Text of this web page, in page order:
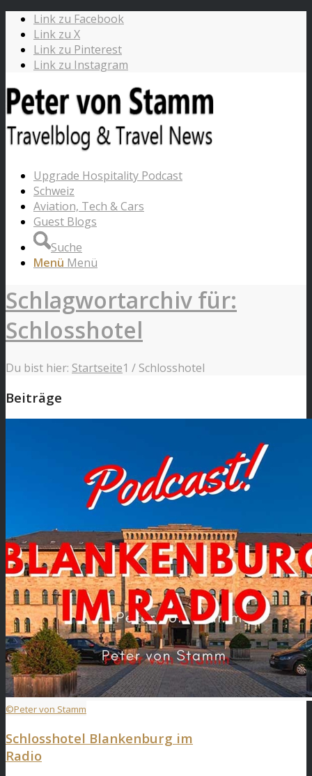
Link zu Facebook
Link zu X
Link zu Pinterest
Link zu Instagram
Upgrade Hospitality Podcast
Schweiz
Aviation, Tech & Cars
Guest Blogs
Suche
Menü Menü
Schlagwortarchiv für:
Schlosshotel
Du bist hier: Startseite1 / Schlosshotel
Beiträge
©Peter von Stamm
Schlosshotel Blankenburg im
Radio